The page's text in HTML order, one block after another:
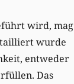
wird, mag
wurde
entweder
Das